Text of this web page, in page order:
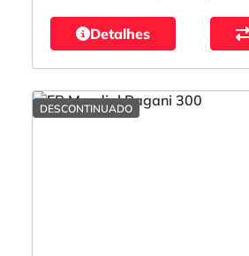
Detalhes
DESCONTINUADO